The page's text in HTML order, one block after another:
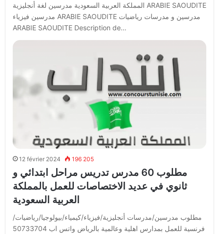
المملكة العربية السعودية مدرسين لغة أنجليزية ARABIE SAOUDITE
مدرسين فيزياء ARABIE SAOUDITE مدرسين و مدرسات رياضيات
ARABIE SAOUDITE Description de…
12 février 2024 196 205
مطلوب 60 مدرس تدريس مراحل ابتدائي و
ثانوي في عديد الاختصاصات للعمل بالمملكة
العربية السعودية
مطلوب مدرسين/مدرسات أنجليزية/فيزياء/كيمياء/بيولوجيا/رياضيات/
فرنسية للعمل بمدارس اهلية وعالمية بالرياض واتس اب 50733704